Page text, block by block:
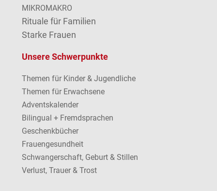
MIKROMAKRO
Rituale für Familien
Starke Frauen
Unsere Schwerpunkte
Themen für Kinder & Jugendliche
Themen für Erwachsene
Adventskalender
Bilingual + Fremdsprachen
Geschenkbücher
Frauengesundheit
Schwangerschaft, Geburt & Stillen
Verlust, Trauer & Trost